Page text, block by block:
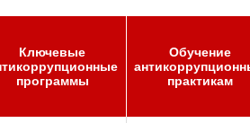
Ключевые
программы
Обучение
практикам